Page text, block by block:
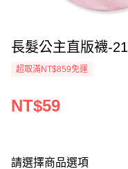
長髮公主直版襪-21
超取滿NT$859免運
NT$59
請選擇商品選項